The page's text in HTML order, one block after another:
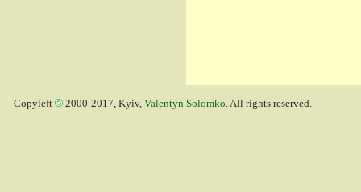
Copyleft 2000-2017, Kyiv, Valentyn Solomko. All rights reserved.